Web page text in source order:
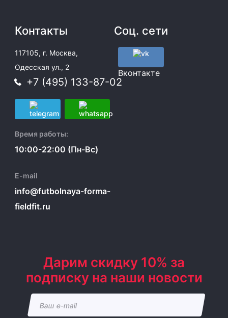
Контакты
117105, г. Москва,
Одесская ул., 2
+7 (495) 133-87-02
Время работы:
10:00-22:00 (Пн-Вс)
E-mail
info@futbolnaya-forma-
fieldfit.ru
Соц. сети
Вконтакте
Дарим скидку 10% за
подписку на наши новости